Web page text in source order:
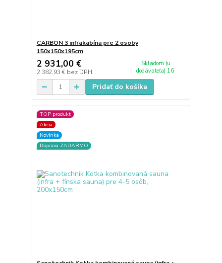
CARBON 3 infrakabína pre 2 osoby
150x150x195cm
2 931,00 €
2 382,93 € bez DPH
Skladom (u
dodávateľa) 16
Pridať do košíka
TOP produkt
Akcia
Novinka
Doprava ZADARMO